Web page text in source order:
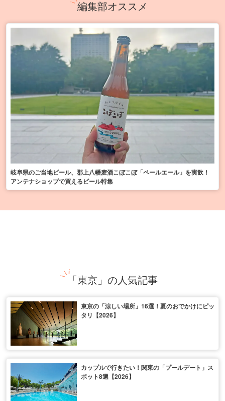
編集部オススメ
岐阜県のご当地ビール、郡上八幡麦酒こぼこぼ「ペールエール」を実飲！
アンテナショップで買えるビール特集
「東京」の人気記事
東京の「涼しい場所」16選！夏のおでかけにピッ
タリ【2026】
カップルで行きたい！関東の「プールデート」ス
ポット8選【2026】